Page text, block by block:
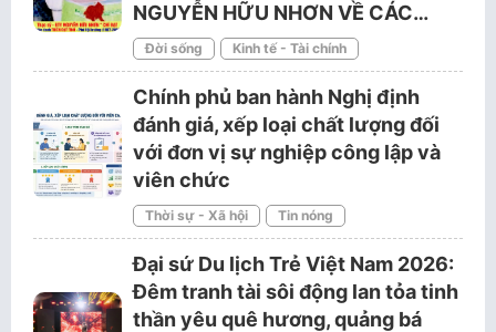
NGUYỄN HỮU NHƠN VỀ CÁC…
Đời sống Kinh tế - Tài chính
Chính phủ ban hành Nghị định
đánh giá, xếp loại chất lượng đối
với đơn vị sự nghiệp công lập và
viên chức
Thời sự - Xã hội Tin nóng
Đại sứ Du lịch Trẻ Việt Nam 2026:
Đêm tranh tài sôi động lan tỏa tinh
thần yêu quê hương, quảng bá